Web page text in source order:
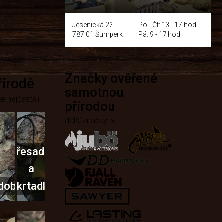
Jesenická 22
787 01 Šumperk
Po - Čt: 13 - 17 hod.
Pá: 9 - 17 hod.
nejčastěji
Křesadla
a
škrtadla
Značky ověřené
samotnou
přírodou
další značky